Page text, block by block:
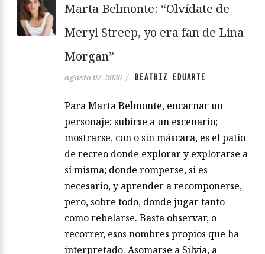
Marta Belmonte: “Olvídate de
Meryl Streep, yo era fan de Lina
Morgan”
agosto 07, 2026 / BEATRIZ EDUARTE
Para Marta Belmonte, encarnar un
personaje; subirse a un escenario;
mostrarse, con o sin máscara, es el patio
de recreo donde explorar y explorarse a
sí misma; donde romperse, si es
necesario, y aprender a recomponerse,
pero, sobre todo, donde jugar tanto
como rebelarse. Basta observar, o
recorrer, esos nombres propios que ha
interpretado. Asomarse a Silvia, a